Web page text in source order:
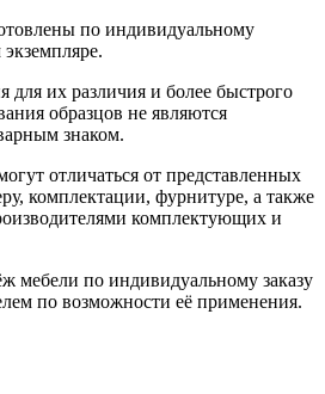
по индивидуальному
их различия и более быстрого
образцов не являются
знаком.
отличаться от представленных
комплектации, фурнитуре, а также
комплектующих и
мебели по индивидуальному заказу
по возможности её применения.